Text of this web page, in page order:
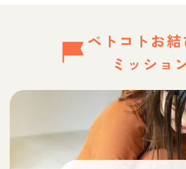
ペトコトお結
ミッショ